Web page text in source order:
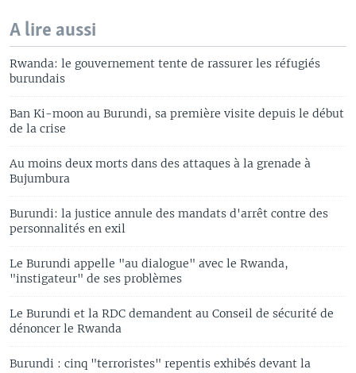
A lire aussi
Rwanda: le gouvernement tente de rassurer les réfugiés
burundais
Ban Ki-moon au Burundi, sa première visite depuis le début
de la crise
Au moins deux morts dans des attaques à la grenade à
Bujumbura
Burundi: la justice annule des mandats d'arrêt contre des
personnalités en exil
Le Burundi appelle "au dialogue" avec le Rwanda,
"instigateur" de ses problèmes
Le Burundi et la RDC demandent au Conseil de sécurité de
dénoncer le Rwanda
Burundi : cinq "terroristes" repentis exhibés devant la